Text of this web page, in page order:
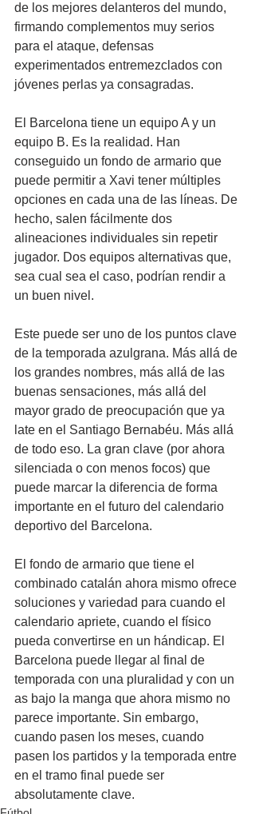
de los mejores delanteros del mundo,
firmando complementos muy serios
para el ataque, defensas
experimentados entremezclados con
jóvenes perlas ya consagradas.
El Barcelona tiene un equipo A y un
equipo B. Es la realidad. Han
conseguido un fondo de armario que
puede permitir a Xavi tener múltiples
opciones en cada una de las líneas. De
hecho, salen fácilmente dos
alineaciones individuales sin repetir
jugador. Dos equipos alternativas que,
sea cual sea el caso, podrían rendir a
un buen nivel.
Este puede ser uno de los puntos clave
de la temporada azulgrana. Más allá de
los grandes nombres, más allá de las
buenas sensaciones, más allá del
mayor grado de preocupación que ya
late en el Santiago Bernabéu. Más allá
de todo eso. La gran clave (por ahora
silenciada o con menos focos) que
puede marcar la diferencia de forma
importante en el futuro del calendario
deportivo del Barcelona.
El fondo de armario que tiene el
combinado catalán ahora mismo ofrece
soluciones y variedad para cuando el
calendario apriete, cuando el físico
pueda convertirse en un hándicap. El
Barcelona puede llegar al final de
temporada con una pluralidad y con un
as bajo la manga que ahora mismo no
parece importante. Sin embargo,
cuando pasen los meses, cuando
pasen los partidos y la temporada entre
en el tramo final puede ser
absolutamente clave.